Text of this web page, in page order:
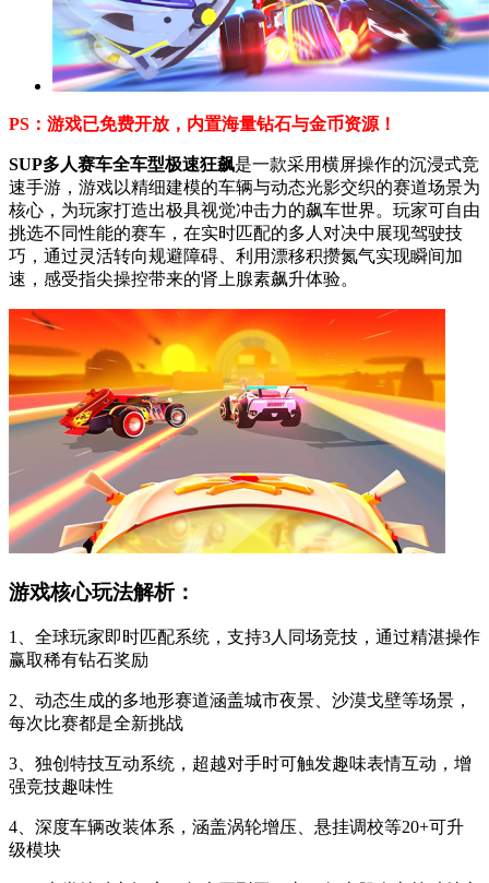
PS：游戏已免费开放，内置海量钻石与金币资源！
SUP多人赛车全车型极速狂飙是一款采用横屏操作的沉浸式竞
速手游，游戏以精细建模的车辆与动态光影交织的赛道场景为
核心，为玩家打造出极具视觉冲击力的飙车世界。玩家可自由
挑选不同性能的赛车，在实时匹配的多人对决中展现驾驶技
巧，通过灵活转向规避障碍、利用漂移积攒氮气实现瞬间加
速，感受指尖操控带来的肾上腺素飙升体验。
游戏核心玩法解析：
1、全球玩家即时匹配系统，支持3人同场竞技，通过精湛操作
赢取稀有钻石奖励
2、动态生成的多地形赛道涵盖城市夜景、沙漠戈壁等场景，
每次比赛都是全新挑战
3、独创特技互动系统，超越对手时可触发趣味表情互动，增
强竞技趣味性
4、深度车辆改装体系，涵盖涡轮增压、悬挂调校等20+可升
级模块